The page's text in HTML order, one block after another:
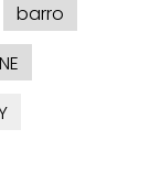
barro